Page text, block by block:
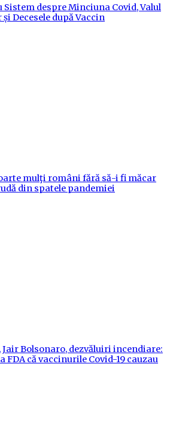
despre Minciuna Covid, Valul
Decesele după Vaccin
mulţi români fără să-i fi măcar
din spatele pandemiei
Bolsonaro, dezvăluiri incendiare:
că vaccinurile Covid-19 cauzau